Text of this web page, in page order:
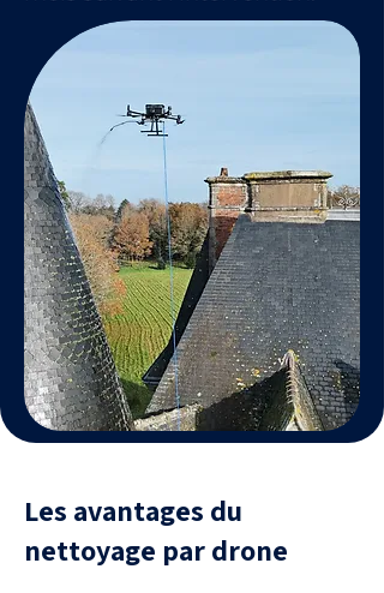
Les avantages du
nettoyage par drone